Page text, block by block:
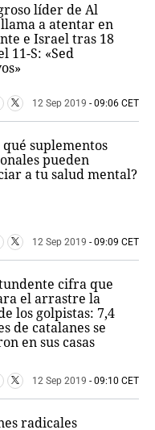
líder de Al
llama a atentar en
e Israel tras 18
11-S: «Sed
12 Sep 2019 - 09:06 CET
qué suplementos
pueden
a tu salud mental?
12 Sep 2019 - 09:09 CET
cifra que
el arrastre la
los golpistas: 7,4
de catalanes se
en sus casas
12 Sep 2019 - 09:10 CET
radicales